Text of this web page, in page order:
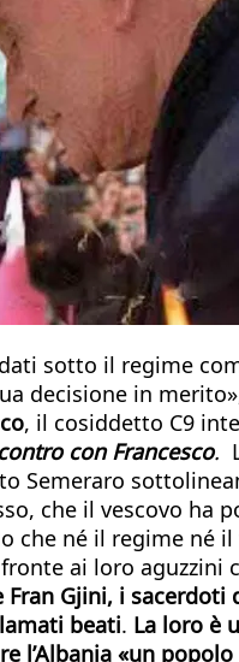
sotto il regime
decisione in
, il cosiddetto C9
con Francesco.
Semeraro
che il vescovo ha
né il regime né
ai loro
Fran Gjini, i
beati. La loro è
l’Albania «un